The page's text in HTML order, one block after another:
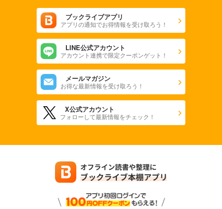
ブックライブアプリ
アプリの通知でお得情報を受け取ろう！
LINE公式アカウント
アカウント連携で限定クーポンゲット！
メールマガジン
お得な最新情報を受け取ろう！
X公式アカウント
フォローして最新情報をチェック！